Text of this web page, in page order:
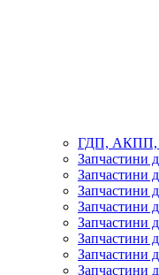
ГДП, АКПП,
Запчастини
Запчастини
Запчастини
Запчастини
Запчастини
Запчастини
Запчастини
Запчастини